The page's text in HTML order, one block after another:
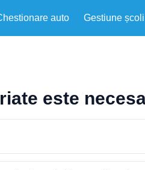
auto Gestiune școli
este